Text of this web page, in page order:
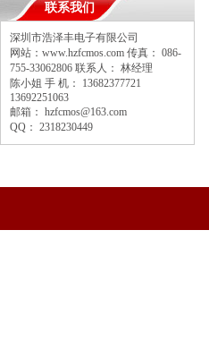
联系我们
深圳市浩泽丰电子有限公司
网站：www.hzfcmos.com 传真： 086-
755-33062806 联系人： 林经理
陈小姐 手 机： 13682377721
13692251063
邮箱： hzfcmos@163.com
QQ： 2318230449